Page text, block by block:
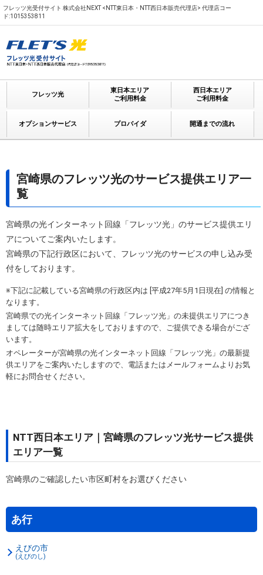
フレッツ光受付サイト 株式会社NEXT <NTT東日本・NTT西日本販売代理店> 代理店コー
ド:1015353811
フレッツ光
東日本エリア
ご利用料金
西日本エリア
ご利用料金
オプションサービス プロバイダ 開通までの流れ
宮崎県のフレッツ光のサービス提供エリア一
覧
宮崎県の光インターネット回線「フレッツ光」のサービス提供エリ
アについてご案内いたします。
宮崎県の下記行政区において、フレッツ光のサービスの申し込み受
付をしております。
※下記に記載している宮崎県の行政区内は [平成27年5月1日現在] の情報と
なります。
宮崎県での光インターネット回線「フレッツ光」の未提供エリアにつき
ましては随時エリア拡大をしておりますので、ご提供できる場合がござ
います。
オペレーターが宮崎県の光インターネット回線「フレッツ光」の最新提
供エリアをご案内いたしますので、電話またはメールフォームよりお気
軽にお問合せください。
NTT西日本エリア｜宮崎県のフレッツ光サービス提供
エリア一覧
宮崎県のご確認したい市区町村をお選びください
あ行
えびの市
(えびのし)